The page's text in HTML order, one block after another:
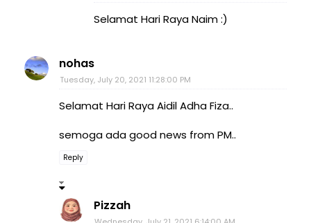
Selamat Hari Raya Naim :)
nohas
Tuesday, July 20, 2021 11:28:00 PM
Selamat Hari Raya Aidil Adha Fiza..
semoga ada good news from PM..
Reply
Pizzah